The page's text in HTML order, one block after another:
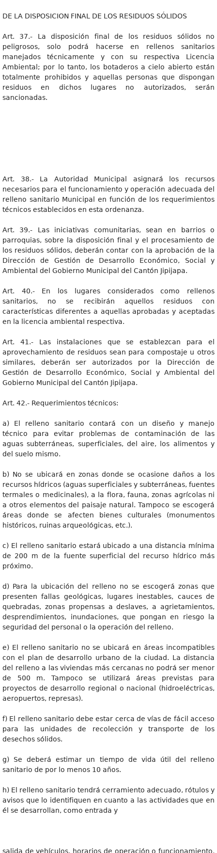
DE LA DISPOSICION FINAL DE LOS RESIDUOS SÓLIDOS
Art. 37.- La disposición final de los residuos sólidos no
peligrosos, solo podrá hacerse en rellenos sanitarios
manejados técnicamente y con su respectiva Licencia
Ambiental; por lo tanto, los botaderos a cielo abierto están
totalmente prohibidos y aquellas personas que dispongan
residuos en dichos lugares no autorizados, serán
sancionadas.
Art. 38.- La Autoridad Municipal asignará los recursos
necesarios para el funcionamiento y operación adecuada del
relleno sanitario Municipal en función de los requerimientos
técnicos establecidos en esta ordenanza.
Art. 39.- Las iniciativas comunitarias, sean en barrios o
parroquias, sobre la disposición final y el procesamiento de
los residuos sólidos, deberán contar con la aprobación de la
Dirección de Gestión de Desarrollo Económico, Social y
Ambiental del Gobierno Municipal del Cantón Jipijapa.
Art. 40.- En los lugares considerados como rellenos
sanitarios, no se recibirán aquellos residuos con
características diferentes a aquellas aprobadas y aceptadas
en la licencia ambiental respectiva.
Art. 41.- Las instalaciones que se establezcan para el
aprovechamiento de residuos sean para compostaje u otros
similares, deberán ser autorizados por la Dirección de
Gestión de Desarrollo Económico, Social y Ambiental del
Gobierno Municipal del Cantón Jipijapa.
Art. 42.- Requerimientos técnicos:
a) El relleno sanitario contará con un diseño y manejo
técnico para evitar problemas de contaminación de las
aguas subterráneas, superficiales, del aire, los alimentos y
del suelo mismo.
b) No se ubicará en zonas donde se ocasione daños a los
recursos hídricos (aguas superficiales y subterráneas, fuentes
termales o medicinales), a la flora, fauna, zonas agrícolas ni
a otros elementos del paisaje natural. Tampoco se escogerá
áreas donde se afecten bienes culturales (monumentos
históricos, ruinas arqueológicas, etc.).
c) El relleno sanitario estará ubicado a una distancia mínima
de 200 m de la fuente superficial del recurso hídrico más
próximo.
d) Para la ubicación del relleno no se escogerá zonas que
presenten fallas geológicas, lugares inestables, cauces de
quebradas, zonas propensas a deslaves, a agrietamientos,
desprendimientos, inundaciones, que pongan en riesgo la
seguridad del personal o la operación del relleno.
e) El relleno sanitario no se ubicará en áreas incompatibles
con el plan de desarrollo urbano de la ciudad. La distancia
del relleno a las viviendas más cercanas no podrá ser menor
de 500 m. Tampoco se utilizará áreas previstas para
proyectos de desarrollo regional o nacional (hidroeléctricas,
aeropuertos, represas).
f) El relleno sanitario debe estar cerca de vías de fácil acceso
para las unidades de recolección y transporte de los
desechos sólidos.
g) Se deberá estimar un tiempo de vida útil del relleno
sanitario de por lo menos 10 años.
h) El relleno sanitario tendrá cerramiento adecuado, rótulos y
avisos que lo identifiquen en cuanto a las actividades que en
él se desarrollan, como entrada y
salida de vehículos, horarios de operación o funcionamiento,